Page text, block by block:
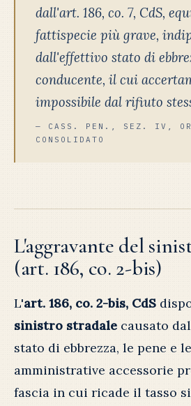
dall'art. 186, co. 7, CdS,
fattispecie più grave,
dall'effettivo stato di
conducente, il cui
impossibile dal rifiuto
— CASS. PEN., SEZ. IV,
CONSOLIDATO
L'aggravante del
(art. 186, co. 2-bis)
L'art. 186, co. 2-bis, CdS
sinistro stradale causato
stato di ebbrezza, le pene e
amministrative accessorie
fascia in cui ricade il tasso